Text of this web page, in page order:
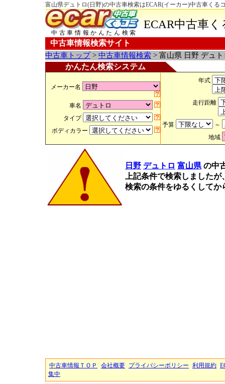
富山県デュトロ(日野)の中古車検索はECAR(イーカー)中古車くる
中古車情報かんたん検索
ECAR中古車
中古車情報検索サイト
中古車トップ> 中古車情報検索 > 富山県 日野 デュ
かんたん検索システム
メーカー名
車名
タイプ
ボディカラー
年式
走行距離
予算
～
地域
日野 デュトロ 富山県 の中
上記条件で検索しました
検索の条件をゆるくして
中古車情報ＴＯＰ 会社概要 プライバシーポリシー 利用規約
集中